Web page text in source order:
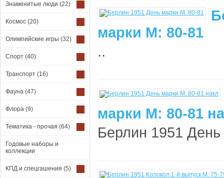
Знаменитые люди (22)
Космос (20)
Олимпийские игры (32)
Спорт (40)
Транспорт (16)
Фауна (47)
Флора (9)
Тематика - прочая (64)
Годовые наборы и
коллекции
КПД и спецгашения (5)
марки М: 80-81
..
марки М: 80-81
Берлин 1951